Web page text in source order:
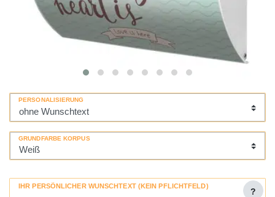
PERSONALISIERUNG
GRUNDFARBE KORPUS
IHR PERSÖNLICHER WUNSCHTEXT (KEIN PFLICHTFELD)
?